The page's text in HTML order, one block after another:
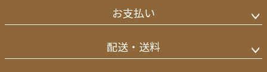
ップ
へ
お支払い
配送・送料